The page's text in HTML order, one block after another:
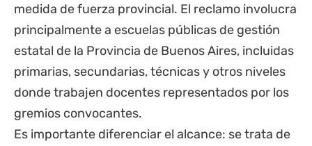
medida de fuerza provincial. El reclamo involucra
principalmente a escuelas públicas de gestión
estatal de la Provincia de Buenos Aires, incluidas
primarias, secundarias, técnicas y otros niveles
donde trabajen docentes representados por los
gremios convocantes.
Es importante diferenciar el alcance: se trata de